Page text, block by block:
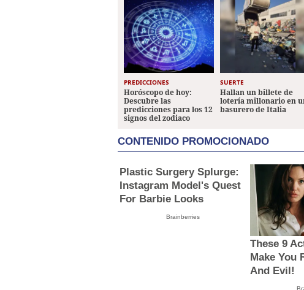
PREDICCIONES
Horóscopo de hoy:
Descubre las
predicciones para los 12
signos del zodiaco
SUERTE
Hallan un billete de
lotería millonario en
basurero de Italia
CONTENIDO PROMOCIONADO
Plastic Surgery Splurge:
Instagram Model's Quest
For Barbie Looks
Brainberries
These 9
Make You
And Evil!